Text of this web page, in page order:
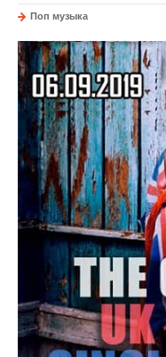
Поп музыка